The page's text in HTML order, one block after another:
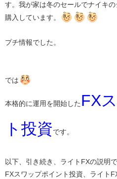
す。我が家は冬のセールでナイキ
購入しています。
プチ情報でした。
では
本格的に運用を開始した FX
ト投資です。
以下、引き続き、ライトFXの説明で
FXスワップポイント投資、ライト